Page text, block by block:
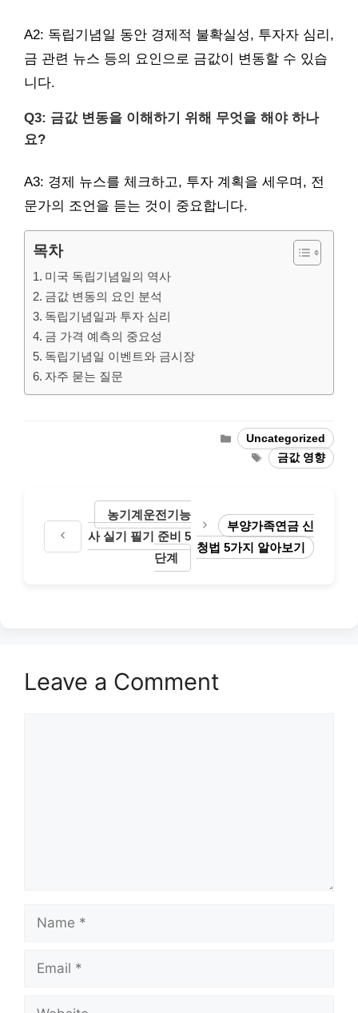
A2: 독립기념일 동안 경제적 불확실성, 투자자 심리,
금 관련 뉴스 등의 요인으로 금값이 변동할 수 있습
니다.
Q3: 금값 변동을 이해하기 위해 무엇을 해야 하나
요?
A3: 경제 뉴스를 체크하고, 투자 계획을 세우며, 전
문가의 조언을 듣는 것이 중요합니다.
목차
미국 독립기념일의 역사
금값 변동의 요인 분석
독립기념일과 투자 심리
금 가격 예측의 중요성
독립기념일 이벤트와 금시장
자주 묻는 질문
Categories
Uncategorized
Tags금값 영향
농기계운전기능
사 실기 필기 준비 5
단계
부양가족연금 신
청법 5가지 알아보기
Leave a Comment
Name
Email
Website